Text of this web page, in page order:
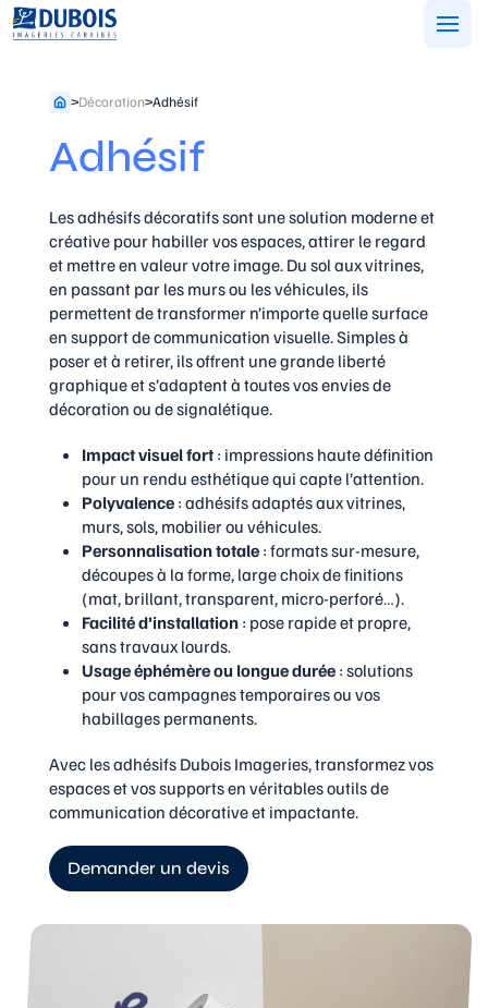
Aller
au
>Décoration>Adhésif
Adhésif
Les adhésifs décoratifs sont une solution moderne et
créative pour habiller vos espaces, attirer le regard
et mettre en valeur votre image. Du sol aux vitrines,
en passant par les murs ou les véhicules, ils
permettent de transformer n’importe quelle surface
en support de communication visuelle. Simples à
poser et à retirer, ils offrent une grande liberté
graphique et s’adaptent à toutes vos envies de
décoration ou de signalétique.
Impact visuel fort : impressions haute définition
pour un rendu esthétique qui capte l’attention.
Polyvalence : adhésifs adaptés aux vitrines,
murs, sols, mobilier ou véhicules.
Personnalisation totale : formats sur-mesure,
découpes à la forme, large choix de finitions
(mat, brillant, transparent, micro-perforé…).
Facilité d’installation : pose rapide et propre,
sans travaux lourds.
Usage éphémère ou longue durée : solutions
pour vos campagnes temporaires ou vos
habillages permanents.
Avec les adhésifs Dubois Imageries, transformez vos
espaces et vos supports en véritables outils de
communication décorative et impactante.
Demander un devis